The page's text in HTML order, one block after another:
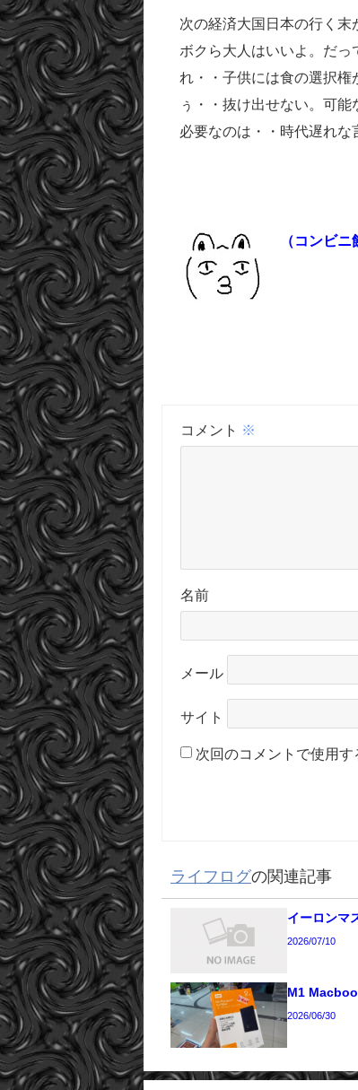
次の経済大国日本の行く末
ボクら大人はいいよ。だっ
れ・・子供には食の選択
ぅ・・抜け出せない。可
必要なのは・・時代遅れな
（コンビ
コメント ※
名前
メール
サイト
次回のコメントで使用
ライフログの関連記事
イーロンマ
2026/07/10
M1
2026/06/30